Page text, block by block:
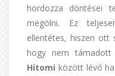
hordozza döntései
megölni. Ez
ellentétes, hiszen ott
hogy nem
Hitomi között lévő